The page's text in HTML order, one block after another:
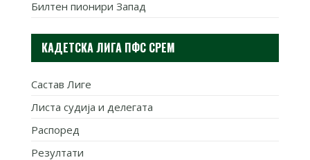
Билтен пионири Запад
КАДЕТСКА ЛИГА ПФС СРЕМ
Састав Лиге
Листа судија и делегата
Распоред
Резултати